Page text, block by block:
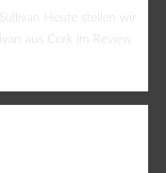
Heute stellen wir
aus Cork im Review